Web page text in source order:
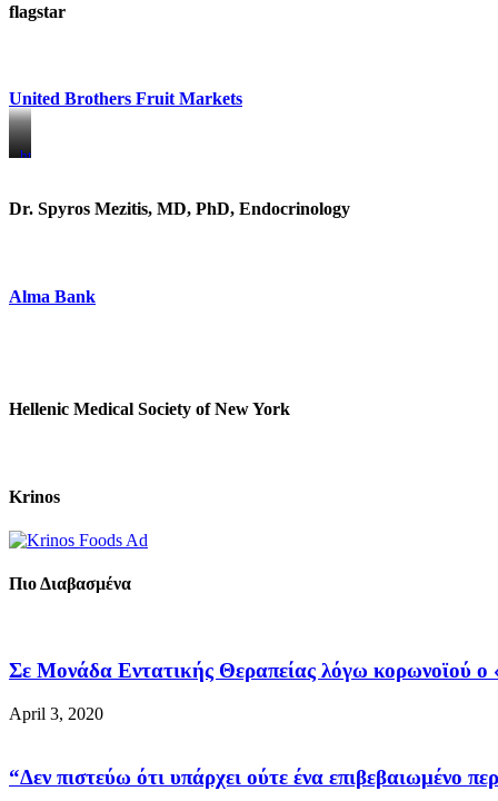
flagstar
United Brothers Fruit Markets
https://www.unitedbrothersfruitmarkets.com/
https://www.unitedbrothersfruitmarkets.com/
Dr. Spyros Mezitis, MD, PhD, Endocrinology
Alma Bank
Hellenic Medical Society of New York
Krinos
Πιο Διαβασμένα
Σε Μονάδα Εντατικής Θεραπείας λόγω κορωνοϊού ο
April 3, 2020
“Δεν πιστεύω ότι υπάρχει ούτε ένα επιβεβαιωμένο